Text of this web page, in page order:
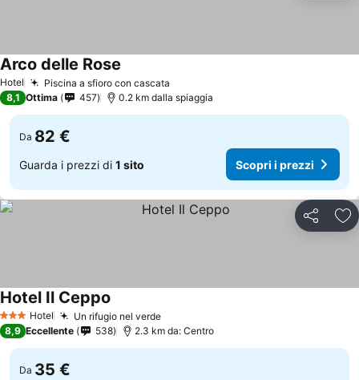
Hotel Piscina a sfioro con cascata
Arco delle Rose
8,1 Ottima 457 0.2 km dalla spiaggia
Da 82 €
Guarda i prezzi di 1 sito Scopri i prezzi
Condividi
3 StelleHotel Un rifugio nel verde
Hotel Il Ceppo
8,9 Eccellente 538 2.3 km da: Centro
Da 35 €